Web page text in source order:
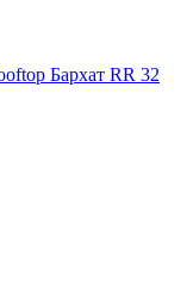
Бархат RR 32